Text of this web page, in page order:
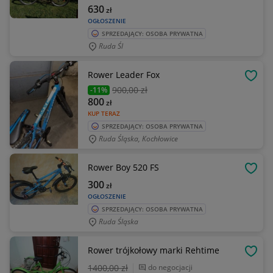
OGŁOSZENIE
630zł
SPRZEDAJĄCY: OSOBA PRYWATNA
Ruda Śl
Rower Leader Fox
-11% 900,00 zł
KUP TERAZ
800zł
SPRZEDAJĄCY: OSOBA PRYWATNA
Ruda Śląska, Kochłowice
Rower Boy 520 FS
OGŁOSZENIE
300zł
SPRZEDAJĄCY: OSOBA PRYWATNA
Ruda Śląska
Rower trójkołowy marki Rehtime
1400,00 zł do negocjacji